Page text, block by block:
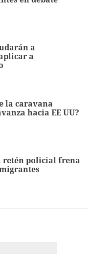
a
a
la caravana
hacia EE UU?
retén policial frena